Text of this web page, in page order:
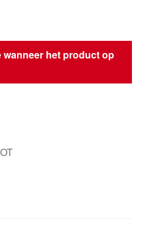
het product op